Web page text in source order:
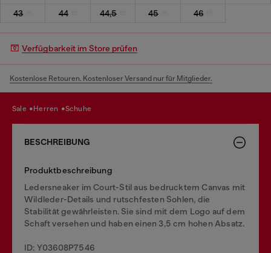
43
44 44,5 45 46
Verfügbarkeit im Store prüfen
Kostenlose Retouren. Kostenloser Versand nur für Mitglieder.
sale herren schuhe
BESCHREIBUNG
Produktbeschreibung
Ledersneaker im Court-Stil aus bedrucktem Canvas mit
Wildleder-Details und rutschfesten Sohlen, die
Stabilität gewährleisten. Sie sind mit dem Logo auf dem
Schaft versehen und haben einen 3,5 cm hohen Absatz.
ID: Y03608P7546